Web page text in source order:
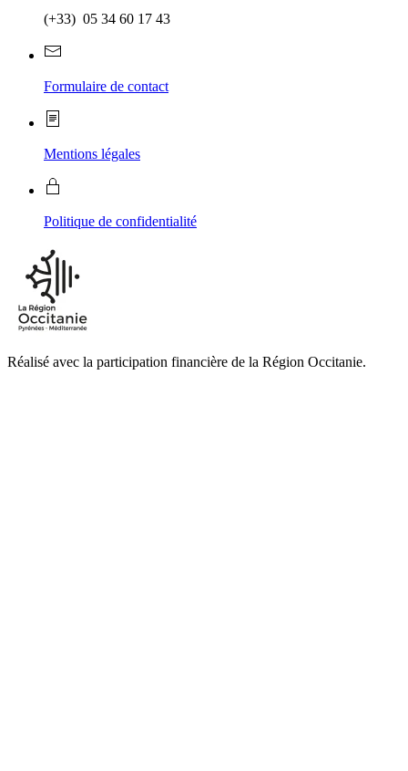
(+33) 05 34 60 17 43
Formulaire de contact
Mentions légales
Politique de confidentialité
Réalisé avec la participation financière de la Région Occitanie.